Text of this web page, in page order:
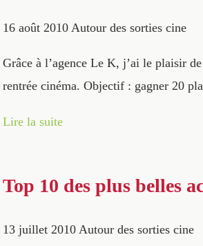
16 août 2010 Autour des sorties cine
Grâce à l’agence Le K, j’ai le plaisir
rentrée cinéma. Objectif : gagner 20
Lire la suite
Top 10 des plus belles
13 juillet 2010 Autour des sorties cine